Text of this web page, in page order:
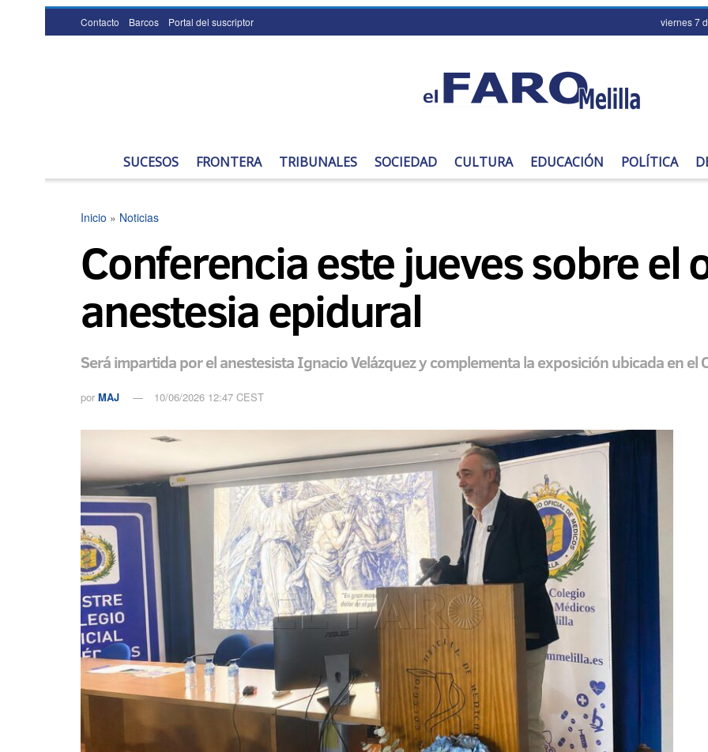
Contacto Barcos Portal del suscriptor viernes 7
SUCESOS FRONTERA TRIBUNALES SOCIEDAD CULTURA EDUCACIÓN POLÍTICA
Inicio » Noticias
Conferencia este jueves sobre el
anestesia epidural
Será impartida por el anestesista Ignacio Velázquez y complementa la exposición ubicada en el
por MAJ 10/06/2026 12:47 CEST